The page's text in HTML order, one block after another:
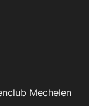
Mechelen